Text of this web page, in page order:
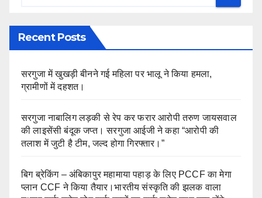
Recent Posts
सरगुजा में खुखड़ी बीनने गई महिला पर भालू ने किया हमला,
ग्रामीणों में दहशत।
सरगुजा नाबालिग लड़की से रेप कर फरार आरोपी तरुण जायसवाल
की लाइसेंसी बंदूक जप्त। सरगुजा आईजी ने कहा “आरोपी की
तलाश में जुटी है टीम, जल्द होगा गिरफ्तार।”
बिग ब्रेकिंग – अंबिकापुर महामाया पहाड़ के लिए PCCF का मेगा
प्लान CCF ने किया तैयार।भारतीय संस्कृति की झलक वाला